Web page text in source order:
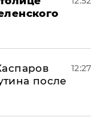
после
12:27